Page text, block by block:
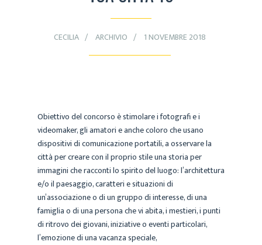
CECILIA ARCHIVIO 1 NOVEMBRE 2018
Obiettivo del concorso è stimolare i fotografi e i
videomaker, gli amatori e anche coloro che usano
dispositivi di comunicazione portatili, a osservare la
città per creare con il proprio stile una storia per
immagini che racconti lo spirito del luogo: l’architettura
e/o il paesaggio, caratteri e situazioni di
un’associazione o di un gruppo di interesse, di una
famiglia o di una persona che vi abita, i mestieri, i punti
di ritrovo dei giovani, iniziative o eventi particolari,
l’emozione di una vacanza speciale,